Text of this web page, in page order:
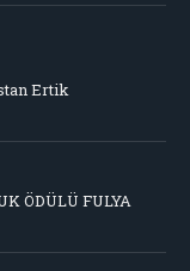
Ertik
ÖDÜLÜ FULYA